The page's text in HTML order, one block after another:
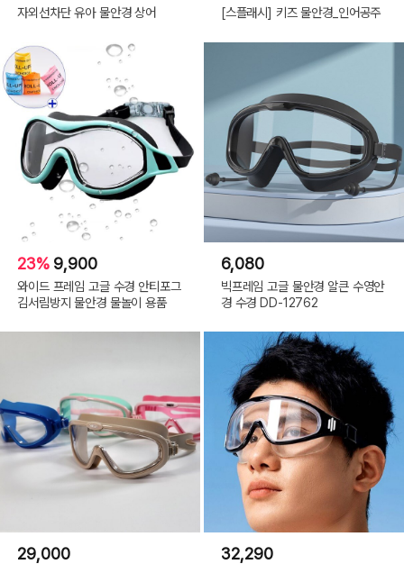
자외선차단 유아 물안경 상어 [스플래시] 키즈 물안경_인어공주
23% 9,900
와이드 프레임 고글 수경 안티포그
김서림방지 물안경 물놀이 용품
6,080
빅프레임 고글 물안경 알큰 수영안
경 수경 DD-12762
29,000 32,290